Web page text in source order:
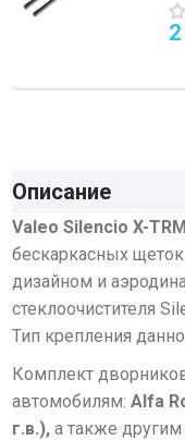
Описание
Valeo SilencioX-
бескаркасных
дизайном и
стеклоочистителя
Тип крепления
Комплект
автомобилям:Alfa
г.в.), а также другим